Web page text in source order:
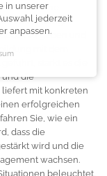
sind für eine
Bedeutung.
zu geben und
mit dem
und die
liefert mit konkreten
erfolgreichen
Sie, wie ein
dass die
wird und die
wachsen.
beleuchtet,
in unserer
jederzeit
anpassen.